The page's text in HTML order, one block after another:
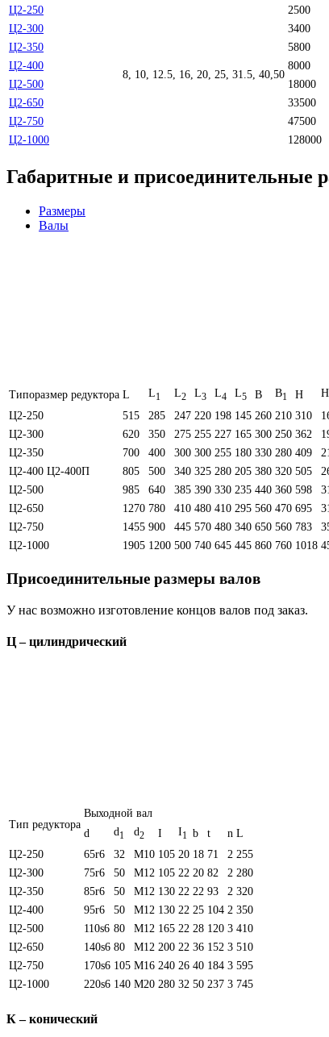
Ц2-250
8, 10, 12.5, 16, 20, 25, 31.5, 40,50
2500
Ц2-300
3400
Ц2-350
5800
Ц2-400
8000
Ц2-500
18000
Ц2-650
33500
Ц2-750
47500
Ц2-1000
128000
Габаритные и присоединительные
Размеры
Валы
Типоразмер редуктора L L1 L2 L3 L4 L5 B B1 H H
Ц2-250
515 285 247 220 198 145 260 210 310
Ц2-300
620 350 275 255 227 165 300 250 362
Ц2-350
700 400 300 300 255 180 330 280 409
Ц2-400 Ц2-400П
805 500 340 325 280 205 380 320 505
Ц2-500
985 640 385 390 330 235 440 360 598
Ц2-650
1270 780 410 480 410 295 560 470 695
Ц2-750
1455 900 445 570 480 340 650 560 783
Ц2-1000
1905 1200 500 740 645 445 860 760 1018
Присоединительные размеры валов
У нас возможно изготовление концов валов под заказ.
Ц – цилиндрический
Тип редуктора
Выходной вал
d
d1 d2 I I1 b t n L
Ц2-250
65r6 32 M10 105 20 18 71 2 255
Ц2-300
75r6 50 M12 105 22 20 82 2 280
Ц2-350
85r6 50 M12 130 22 22 93 2 320
Ц2-400
95r6 50 M12 130 22 25 104 2 350
Ц2-500
110s6 80 M12 165 22 28 120 3 410
Ц2-650
140s6 80 M12 200 22 36 152 3 510
Ц2-750
170s6 105 M16 240 26 40 184 3 595
Ц2-1000
220s6 140 M20 280 32 50 237 3 745
К – конический